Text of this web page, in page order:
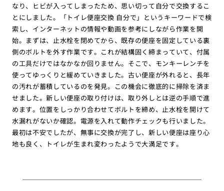
なり、ヒビが入ってしまったため、思い切って自分で交換するこ
とにしました。「トイレ便座交換 自分で」というキーワードで検
索し、インターネットの情報や動画を参考にしながら作業を開
始。まずは、止水栓を閉めてから、既存の便座を固定している裏
側のボルトを外す作業です。これが結構固く締まっていて、付属
の工具だけではなかなか回りません。そこで、モンキーレンチを
使ってゆっくりと緩めていきました。古い便座が外れると、長年
の汚れが蓄積しているのを発見。この機会に徹底的に掃除を済ま
せました。新しい便座の取り付けは、取り外しとは逆の手順で進
めます。位置をしっかり合わせてボルトを締め、止水栓を開けて
水漏れがないか確認。電源を入れて動作チェックも行いました。
最初は不安でしたが、無事に交換が完了し、新しい便座は座り心
地も良く、トイレが生まれ変わったようで大満足です。